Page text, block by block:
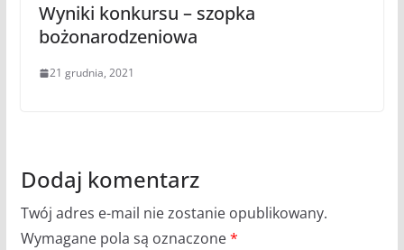
Wyniki konkursu – szopka
bożonarodzeniowa
21 grudnia, 2021
Dodaj komentarz
Twój adres e-mail nie zostanie opublikowany.
Wymagane pola są oznaczone*